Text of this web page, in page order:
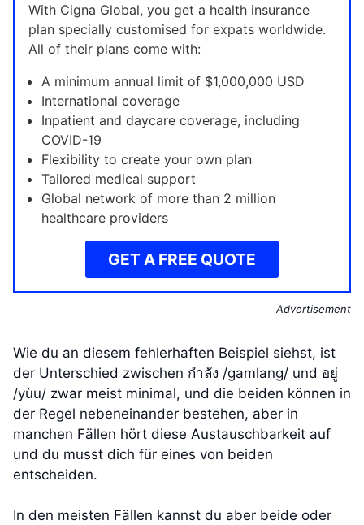
With Cigna Global, you get a health insurance
plan specially customised for expats worldwide.
All of their plans come with:
A minimum annual limit of $1,000,000 USD
International coverage
Inpatient and daycare coverage, including
COVID-19
Flexibility to create your own plan
Tailored medical support
Global network of more than 2 million
healthcare providers
GET A FREE QUOTE
Advertisement
Wie du an diesem fehlerhaften Beispiel siehst, ist
der Unterschied zwischen กำลัง /gamlang/ und อยู่
/yùu/ zwar meist minimal, und die beiden können in
der Regel nebeneinander bestehen, aber in
manchen Fällen hört diese Austauschbarkeit auf
und du musst dich für eines von beiden
entscheiden.
In den meisten Fällen kannst du aber beide oder